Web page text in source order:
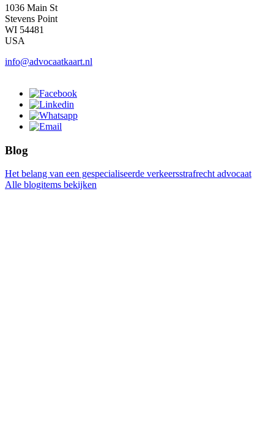
1036 Main St
Stevens Point
WI 54481
USA
info@advocaatkaart.nl
Blog
Het belang van een gespecialiseerde verkeersstrafrecht advocaat
Alle blogitems bekijken